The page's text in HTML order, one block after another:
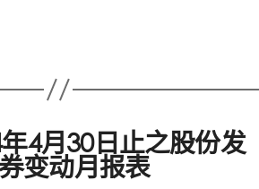
4月30日止之股份发
变动月报表